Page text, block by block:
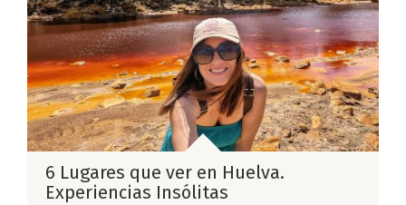
6 Lugares que ver en Huelva.
Experiencias Insólitas